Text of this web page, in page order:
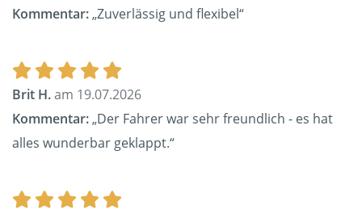
Kommentar:„Zuverlässig und flexibel“
Brit H.am 19.07.2026
Kommentar:„Der Fahrer war sehr freundlich - es hat
alles wunderbar geklappt.“